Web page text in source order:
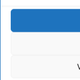
C’est
se
entre
C’est
porter